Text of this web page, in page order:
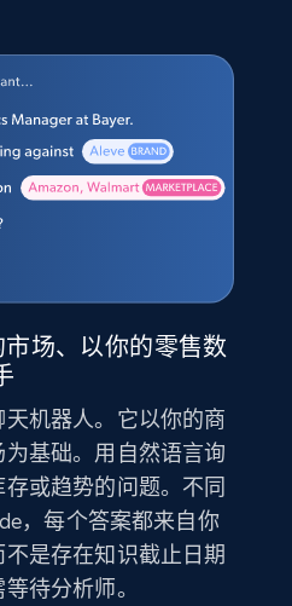
场、以你的零售数
机器人。它以你的商
基础。用自然语言询
或趋势的问题。不同
，每个答案都来自你
是存在知识截止日期
待分析师。